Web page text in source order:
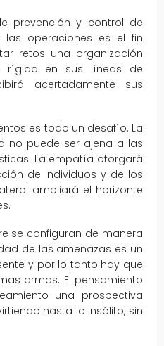
prevención y control de
operaciones es el fin
retos una organización
rígida en sus líneas de
acertadamente sus
es todo un desafío. La
no puede ser ajena a las
La empatía otorgará
de individuos y de los
ampliará el horizonte
se configuran de manera
de las amenazas es un
y por lo tanto hay que
armas. El pensamiento
una prospectiva
hasta lo insólito, sin